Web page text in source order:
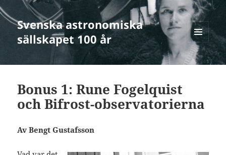
Svenska astronomiska
sällskapet 100 år
MENY
OCH
WIDGETS
Bonus 1: Rune Fogelquist
och Bifrost-observatorierna
Av Bengt Gustafsson